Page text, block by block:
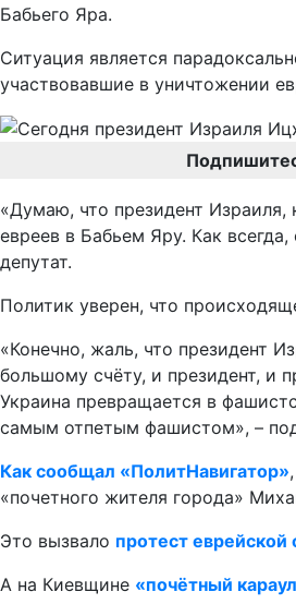
Бабьего Яра.
Ситуация является
участвовавшие в уничтожении
«Думаю, что президент
евреев в Бабьем Яру. Как
депутат.
Политик уверен, что
«Конечно, жаль, что президент
большому счёту, и президент, и
Украина превращается в
самым отпетым фашистом», –
Как сообщал «ПолитНавигатор»
«почетного жителя города»
Это вызвало протест
А на Киевщине «почётный